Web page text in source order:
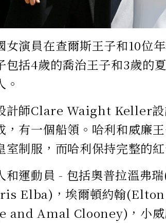
女演員在查爾斯王子和10位
包括4歲的喬治王子和3歲的
。
計師Clare Waight Keller
，有一個船領。哈利和威廉
室制服，而哈利保持完整的紅
和運動員 - 包括奧普拉溫
Elba)，埃爾頓約翰(Elton
and Amal Clooney)，小